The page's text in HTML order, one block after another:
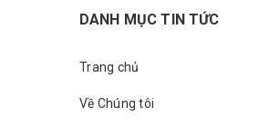
DANH MỤC TIN TỨC
Trang chủ
Về Chúng tôi